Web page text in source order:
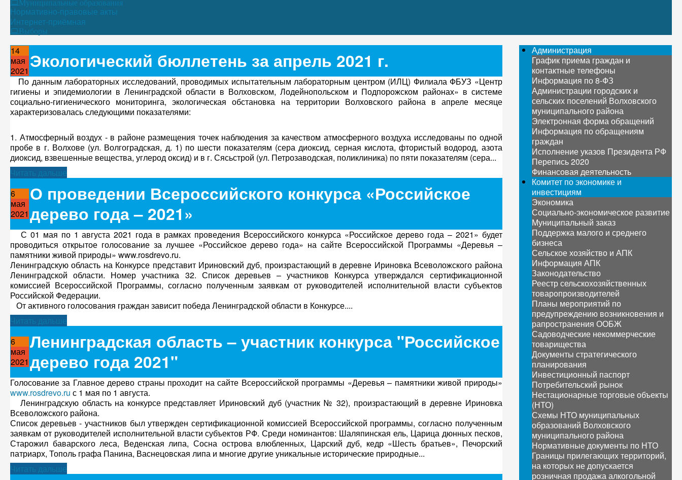
Муниципальные образования
Нормативно-правовые акты
Интернет-приёмная
Выборы
14
мая
2021 Экологический бюллетень за апрель 2021 г.
По данным лабораторных исследований, проводимых испытательным лабораторным центром (ИЛЦ) Филиала ФБУЗ «Центр
гигиены и эпидемиологии в Ленинградской области в Волховском, Лодейнопольском и Подпорожском районах» в системе
социально-гигиенического мониторинга, экологическая обстановка на территории Волховского района в апреле месяце
характеризовалась следующими показателями:
1. Атмосферный воздух - в районе размещения точек наблюдения за качеством атмосферного воздуха исследованы по одной
пробе в г. Волхове (ул. Волгоградская, д. 1) по шести показателям (сера диоксид, серная кислота, фтористый водород, азота
диоксид, взвешенные вещества, углерод оксид) и в г. Сясьстрой (ул. Петрозаводская, поликлиника) по пяти показателям (сера...
Читать дальше
6
мая
2021
О проведении Всероссийского конкурса «Российское
дерево года – 2021»
С 01 мая по 1 августа 2021 года в рамках проведения Всероссийского конкурса «Российское дерево года – 2021» будет
проводиться открытое голосование за лучшее «Российское дерево года» на сайте Всероссийской Программы «Деревья –
памятники живой природы» www.rosdrevo.ru.
Ленинградскую область на Конкурсе представит Ириновский дуб, произрастающий в деревне Ириновка Всеволожского района
Ленинградской области. Номер участника 32. Список деревьев – участников Конкурса утверждался сертификационной
комиссией Всероссийской Программы, согласно полученным заявкам от руководителей исполнительной власти субъектов
Российской Федерации.
От активного голосования граждан зависит победа Ленинградской области в Конкурсе....
Читать дальше
6
мая
2021
Ленинградская область – участник конкурса "Российское
дерево года 2021"
Голосование за Главное дерево страны проходит на сайте Всероссийской программы «Деревья – памятники живой природы»
www.rosdrevo.ru с 1 мая по 1 августа.
Ленинградскую область на конкурсе представляет Ириновский дуб (участник № 32), произрастающий в деревне Ириновка
Всеволожского района.
Список деревьев - участников был утвержден сертификационной комиссией Всероссийской программы, согласно полученным
заявкам от руководителей исполнительной власти субъектов РФ. Среди номинантов: Шаляпинская ель, Царица дюнных песков,
Старожил баварского леса, Веденская липа, Сосна острова влюбленных, Царский дуб, кедр «Шесть братьев», Печорский
патриарх, Тополь графа Панина, Васнецовская липа и многие другие уникальные исторические природные...
Читать дальше
Администрация
График приема граждан и
контактные телефоны
Информация по 8-ФЗ
Администрации городских и
сельских поселений Волховского
муниципального района
Электронная форма обращений
Информация по обращениям
граждан
Исполнение указов Президента РФ
Перепись 2020
Финансовая деятельность
Комитет по экономике и
инвестициям
Экономика
Социально-экономическое развитие
Муниципальный заказ
Поддержка малого и среднего
бизнеса
Сельское хозяйство и АПК
Информация АПК
Законодательство
Реестр сельскохозяйственных
товаропроизводителей
Планы мероприятий по
предупреждению возникновения и
рапространения ООБЖ
Садоводческие некоммерческие
товарищества
Документы стратегического
планирования
Инвестиционный паспорт
Потребительский рынок
Нестационарные торговые объекты
(НТО)
Схемы НТО муниципальных
образований Волховского
муниципального района
Нормативные документы по НТО
Границы прилегающих территорий,
на которых не допускается
розничная продажа алкогольной